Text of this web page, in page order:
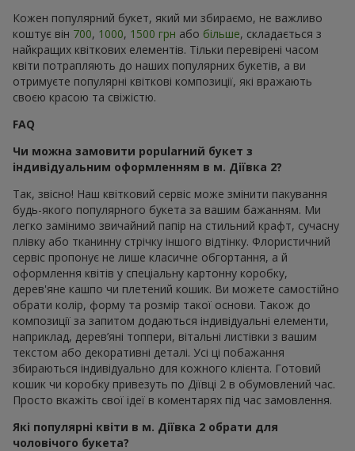
Кожен популярний букет, який ми збираємо, не важливо
коштує він 700, 1000, 1500 грн або більше, складається з
найкращих квіткових елементів. Тільки перевірені часом
квіти потрапляють до наших популярних букетів, а ви
отримуєте популярні квіткові композиції, які вражають
своєю красою та свіжістю.
FAQ
Чи можна замовити popularний букет з
індивідуальним оформленням в м. Діївка 2?
Так, звісно! Наш квітковий сервіс може змінити пакування
будь-якого популярного букета за вашим бажанням. Ми
легко замінимо звичайний папір на стильний крафт, сучасну
плівку або тканинну стрічку іншого відтінку. Флористичний
сервіс пропонує не лише класичне обгортання, а й
оформлення квітів у спеціальну картонну коробку,
дерев'яне кашпо чи плетений кошик. Ви можете самостійно
обрати колір, форму та розмір такої основи. Також до
композиції за запитом додаються індивідуальні елементи,
наприклад, дерев’яні топпери, вітальні листівки з вашим
текстом або декоративні деталі. Усі ці побажання
збираються індивідуально для кожного клієнта. Готовий
кошик чи коробку привезуть по Діївці 2 в обумовлений час.
Просто вкажіть свої ідеї в коментарях під час замовлення.
Які популярні квіти в м. Діївка 2 обрати для
чоловічого букета?